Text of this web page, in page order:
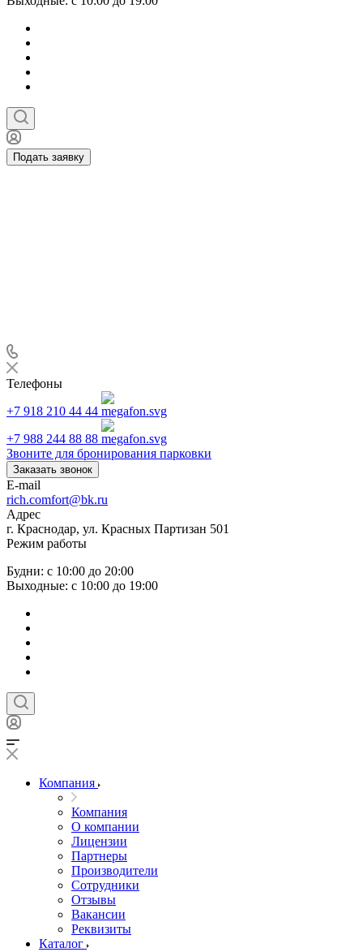
Подать заявку
Телефоны
+7 918 210 44 44
+7 988 244 88 88
Звоните для бронирования парковки
Заказать звонок
E-mail
rich.comfort@bk.ru
Адрес
г. Краснодар, ул. Красных Партизан 501
Режим работы
Будни: с 10:00 до 20:00
Выходные: с 10:00 до 19:00
Компания
Компания
О компании
Лицензии
Партнеры
Производители
Сотрудники
Отзывы
Вакансии
Реквизиты
Каталог